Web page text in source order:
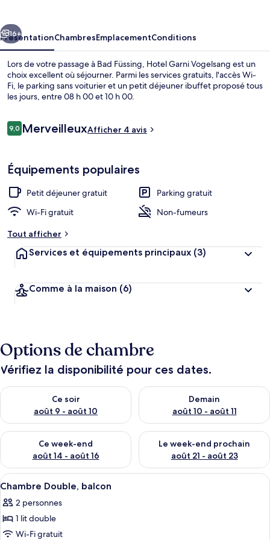
Suivant
16+
PrésentationChambresEmplacementConditions
Lors de votre passage à Bad Füssing, Hotel Garni Vogelsang est un
choix excellent où séjourner. Parmi les services gratuits, l'accès Wi-
Fi, le parking sans voiturier et un petit déjeuner ibuffet proposé tous
les jours, entre 08 h 00 et 10 h 00.
Avis
voyageurs
9,09,0 sur 10
MerveilleuxAfficher 4 avis
Équipements populaires
Petit déjeuner gratuit
Parking gratuit
Wi-Fi gratuit
Non-fumeurs
Tout afficher
Services et équipements principaux (3)
Comme à la maison (6)
Options de chambre
Vérifiez la disponibilité pour ces dates.
Ce soir
août 9 - août 10
Vérifier la disponibilité pour ce soir août 9 - août 10
Demain
août 10 - août 11
Vérifier la disponibilité pour
Ce week-end
août 14 - août 16
Vérifier la disponibilité pour ce week-end août 14 - août 16
Le week-end prochain
août 21 - août 23
Vérifier la disponibilité pour
Afficher
toutes
les
photos
pour
Coffres-forts dans les chambres, fer
14
Chambre Double, balcon
2 personnes
1 lit double
Wi-Fi gratuit